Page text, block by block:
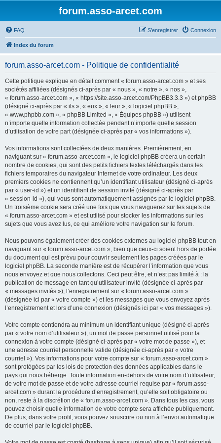
forum.asso-arcet.com
FAQ Connexion
S’enregistrer
Index du forum
forum.asso-arcet.com - Politique de confidentialité
Cette politique explique en détail comment « forum.asso-arcet.com » et ses
sociétés affiliées (désignés ci-après par « nous », « notre », « nos »,
« forum.asso-arcet.com », « https://site.asso-arcet.com/PhpBB3.3.3 ») et phpBB
(désigné ci-après par « ils », « eux », « leur », « logiciel phpBB »,
« www.phpbb.com », « phpBB Limited », « Équipes phpBB ») utilisent
n’importe quelle information collectée pendant n’importe quelle session
d’utilisation de votre part (désignée ci-après par « vos informations »).
Vos informations sont collectées de deux manières. Premièrement, en
naviguant sur « forum.asso-arcet.com », le logiciel phpBB créera un certain
nombre de cookies, qui sont des petits fichiers textes téléchargés dans les
fichiers temporaires du navigateur Internet de votre ordinateur. Les deux
premiers cookies ne contiennent qu’un identifiant utilisateur (désigné ci-après
par « user-id ») et un identifiant de session invité (désigné ci-après par
« session-id »), qui vous sont automatiquement assignés par le logiciel phpBB.
Un troisième cookie sera créé une fois que vous naviguerez sur les sujets de
« forum.asso-arcet.com » et est utilisé pour stocker les informations sur les
sujets que vous avez lus, ce qui améliore votre navigation sur le forum.
Nous pouvons également créer des cookies externes au logiciel phpBB tout en
naviguant sur « forum.asso-arcet.com », bien que ceux-ci soient hors de portée
du document qui est prévu pour couvrir seulement les pages créées par le
logiciel phpBB. La seconde manière est de récupérer l’information que vous
nous envoyez et que nous collectons. Ceci peut être, et n’est pas limité à : la
publication de message en tant qu’utilisateur invité (désignée ci-après par
« messages invités »), l’enregistrement sur « forum.asso-arcet.com »
(désignée ici par « votre compte ») et les messages que vous envoyez après
l’enregistrement et lors d’une connexion (désignés ici par « vos messages »).
Votre compte contiendra au minimum un identifiant unique (désigné ci-après
par « votre nom d’utilisateur »), un mot de passe personnel utilisé pour la
connexion à votre compte (désigné ci-après par « votre mot de passe »), et
une adresse courriel personnelle valide (désignée ci-après par « votre
courriel »). Vos informations pour votre compte sur « forum.asso-arcet.com »
sont protégées par les lois de protection des données applicables dans le
pays qui nous héberge. Toute information en-dehors de votre nom d’utilisateur,
de votre mot de passe et de votre adresse courriel requise par « forum.asso-
arcet.com » durant la procédure d’enregistrement, qu’elle soit obligatoire ou
non, reste à la discrétion de « forum.asso-arcet.com ». Dans tous les cas, vous
pouvez choisir quelle information de votre compte sera affichée publiquement.
De plus, dans votre profil, vous pouvez souscrire ou non à l’envoi automatique
de courriel par le logiciel phpBB.